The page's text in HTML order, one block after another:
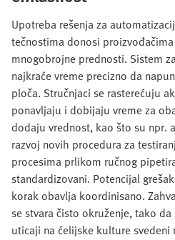
Upotreba rešenja za
tečnostima donosi
mnogobrojne prednosti. Sistem
najkraće vreme precizno da
ploča. Stručnjaci se rasterećuju
ponavljaju i dobijaju vreme za
dodaju vrednost, kao što su npr.
razvoj novih procedura za
procesima prlikom ručnog
standardizovani. Potencijal
korak obavlja koordinisano.
se stvara čisto okruženje, tako
uticaji na ćelijske kulture svedeni